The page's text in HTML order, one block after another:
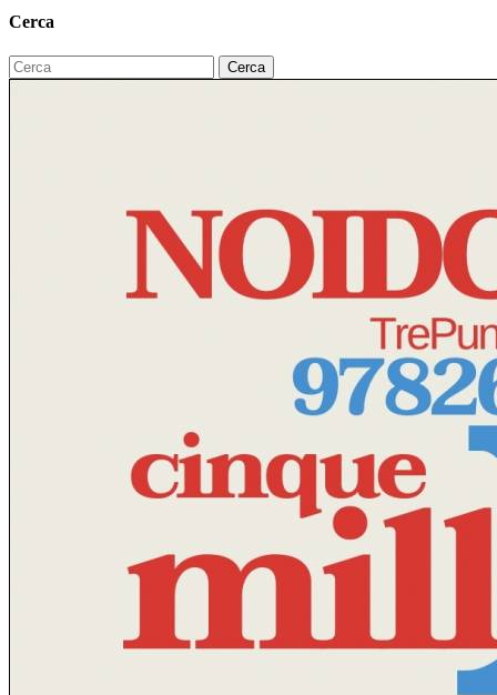
Cerca